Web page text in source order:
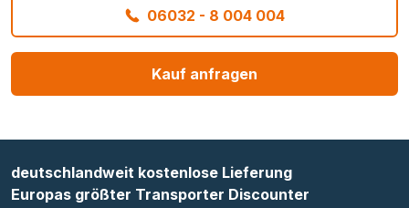
06032 - 8 004 004
Kauf anfragen
deutschlandweit kostenlose Lieferung
Europas größter Transporter Discounter